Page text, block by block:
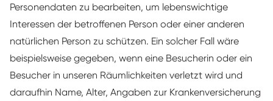
Personendaten zu bearbeiten, um lebenswichtige
Interessen der betroffenen Person oder einer anderen
natürlichen Person zu schützen. Ein solcher Fall wäre
beispielsweise gegeben, wenn eine Besucherin oder ein
Besucher in unseren Räumlichkeiten verletzt wird und
daraufhin Name, Alter, Angaben zur Krankenversicherung